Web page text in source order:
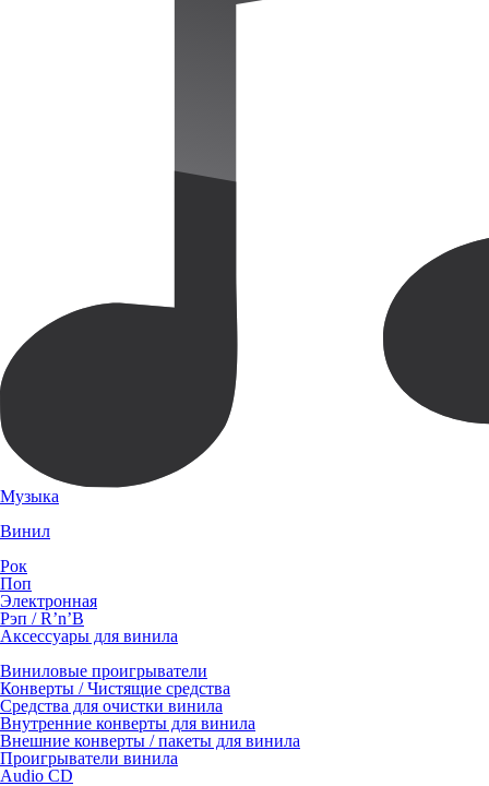
Музыка
Винил
Рок
Поп
Электронная
Рэп / R’n’B
Аксессуары для винила
Виниловые проигрыватели
Конверты / Чистящие средства
Средства для очистки винила
Внутренние конверты для винила
Внешние конверты / пакеты для винила
Проигрыватели винила
Audio CD